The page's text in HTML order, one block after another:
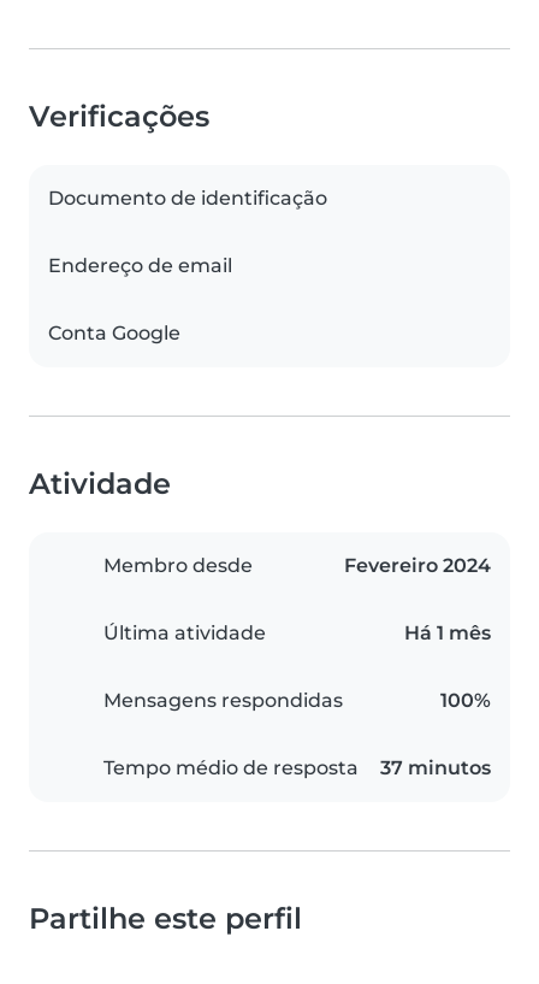
Verificações
Documento de identificação
Endereço de email
Conta Google
Atividade
Membro desde Fevereiro 2024
Última atividade Há 1 mês
Mensagens respondidas 100%
Tempo médio de resposta 37 minutos
Partilhe este perfil